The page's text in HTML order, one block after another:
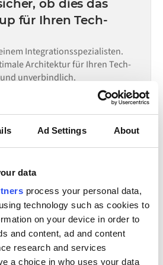
Ad Settings About
data
process your personal data,
technology such as cookies to
on your device in order to
and content, ad and content
research and services
a choice in who uses your data
und Ihrem internen
Konnektoren für viele
Marketplace verfügbar, was die
verkürzt.
ob dies das
für Ihren Tech-
Integrationsspezialisten.
Architektur für Ihren Tech-
unverbindlich.
ansehen